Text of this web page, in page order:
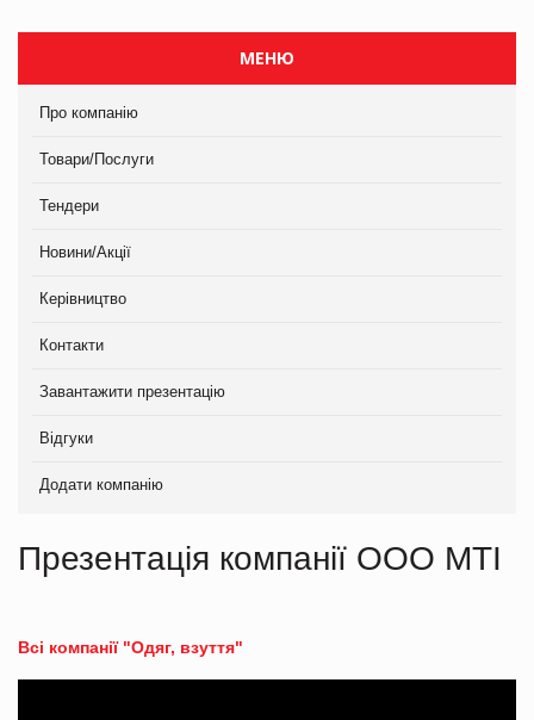
МЕНЮ
Про компанію
Товари/Послуги
Тендери
Новини/Акції
Керівництво
Контакти
Завантажити презентацію
Відгуки
Додати компанію
Презентація компанії ООО МТІ
Всі компанії "Одяг, взуття"